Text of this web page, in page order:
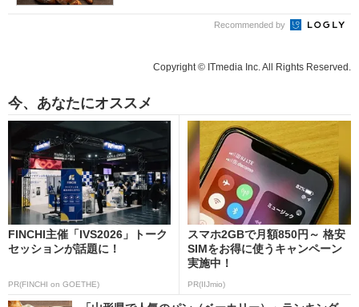
Recommended by
Copyright © ITmedia Inc. All Rights Reserved.
今、あなたにオススメ
FINCHI主催「IVS2026」トーク
セッションが話題に！
PR(FINCHI on GOETHE)
スマホ2GBで月額850円～ 格安
SIMをお得に使うキャンペーン
実施中！
PR(IIJmio)